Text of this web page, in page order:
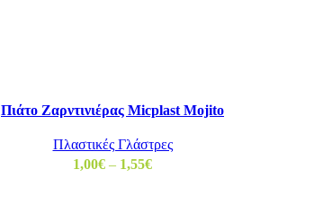
Πιάτο Ζαρντινιέρας Micplast Mojito
Πλαστικές Γλάστρες
1,00€ – 1,55€